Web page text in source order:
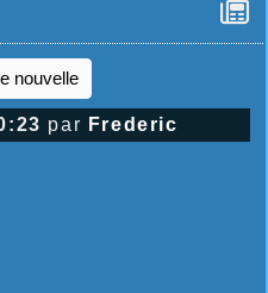
nouvelle
par Frederic